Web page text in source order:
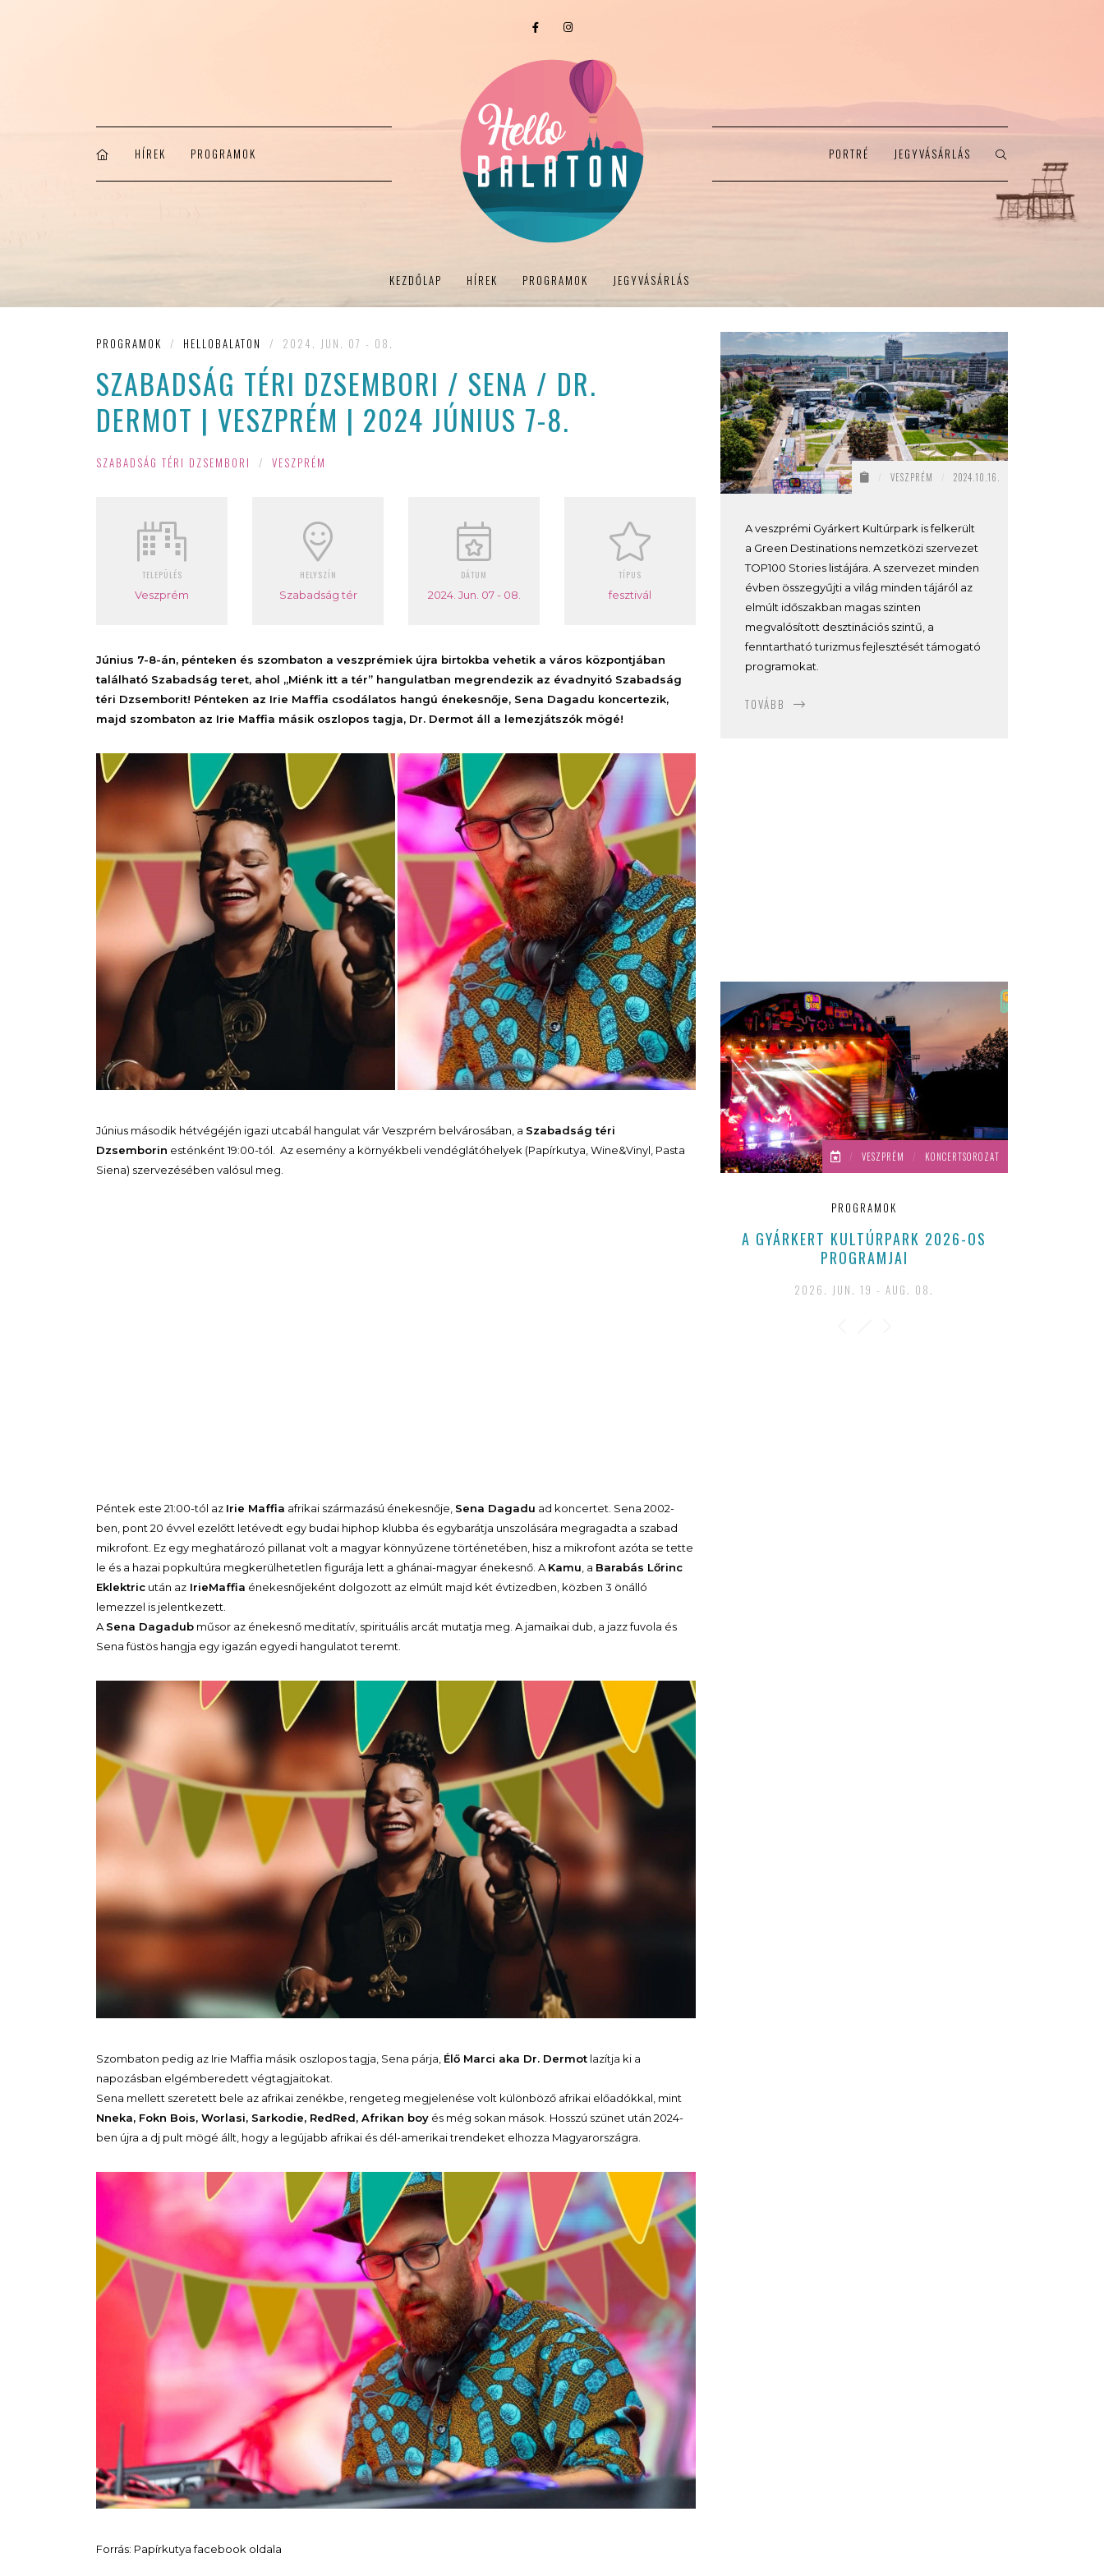
HÍREK PROGRAMOK PORTRÉ JEGYVÁSÁRLÁS
KEZDŐLAP HÍREK PROGRAMOK JEGYVÁSÁRLÁS
PROGRAMOK / HELLOBALATON / 2024. JUN. 07 - 08.
SZABADSÁG TÉRI DZSEMBORI / SENA / DR.
DERMOT | VESZPRÉM | 2024 JÚNIUS 7-8.
SZABADSÁG TÉRI DZSEMBORI / VESZPRÉM
TELEPÜLÉS
Veszprém
HELYSZÍN
Szabadság tér
DÁTUM
2024. Jun. 07 - 08.
TÍPUS
fesztivál
Június 7-8-án, pénteken és szombaton a veszprémiek újra birtokba vehetik a város központjában
található Szabadság teret, ahol „Miénk itt a tér” hangulatban megrendezik az évadnyitó Szabadság
téri Dzsemborit! Pénteken az Irie Maffia csodálatos hangú énekesnője, Sena Dagadu koncertezik,
majd szombaton az Irie Maffia másik oszlopos tagja, Dr. Dermot áll a lemezjátszók mögé!
Június második hétvégéjén igazi utcabál hangulat vár Veszprém belvárosában, a Szabadság téri
Dzsemborin esténként 19:00-tól. Az esemény a környékbeli vendéglátóhelyek (Papírkutya, Wine&Vinyl, Pasta
Siena) szervezésében valósul meg.
Péntek este 21:00-tól az Irie Maffia afrikai származású énekesnője, Sena Dagadu ad koncertet. Sena 2002-
ben, pont 20 évvel ezelőtt letévedt egy budai hiphop klubba és egybarátja unszolására megragadta a szabad
mikrofont. Ez egy meghatározó pillanat volt a magyar könnyűzene történetében, hisz a mikrofont azóta se tette
le és a hazai popkultúra megkerülhetetlen figurája lett a ghánai-magyar énekesnő. A Kamu , a Barabás Lőrinc
Eklektric után az IrieMaffia énekesnőjeként dolgozott az elmúlt majd két évtizedben, közben 3 önálló
lemezzel is jelentkezett.
A Sena Dagadub műsor az énekesnő meditatív, spirituális arcát mutatja meg. A jamaikai dub, a jazz fuvola és
Sena füstös hangja egy igazán egyedi hangulatot teremt.
Szombaton pedig az Irie Maffia másik oszlopos tagja, Sena párja, Élő Marci aka Dr. Dermot lazítja ki a
napozásban elgémberedett végtagjaitokat.
Sena mellett szeretett bele az afrikai zenékbe, rengeteg megjelenése volt különböző afrikai előadókkal, mint
Nneka, Fokn Bois, Worlasi, Sarkodie, RedRed, Afrikan boy és még sokan mások. Hosszú szünet után 2024-
ben újra a dj pult mögé állt, hogy a legújabb afrikai és dél-amerikai trendeket elhozza Magyarországra.
Forrás: Papírkutya facebook oldala
VESZPRÉM 2024.10.16.
A veszprémi Gyárkert Kultúrpark is felkerült
a Green Destinations nemzetközi szervezet
TOP100 Stories listájára. A szervezet minden
évben összegyűjti a világ minden tájáról az
elmúlt időszakban magas szinten
megvalósított desztinációs szintű, a
fenntartható turizmus fejlesztését támogató
programokat.
TOVÁBB
/ VESZPRÉM / KONCERTSOROZAT
PROGRAMOK
A GYÁRKERT KULTÚRPARK 2026-OS
PROGRAMJAI
2026. JUN. 19 - AUG. 08.